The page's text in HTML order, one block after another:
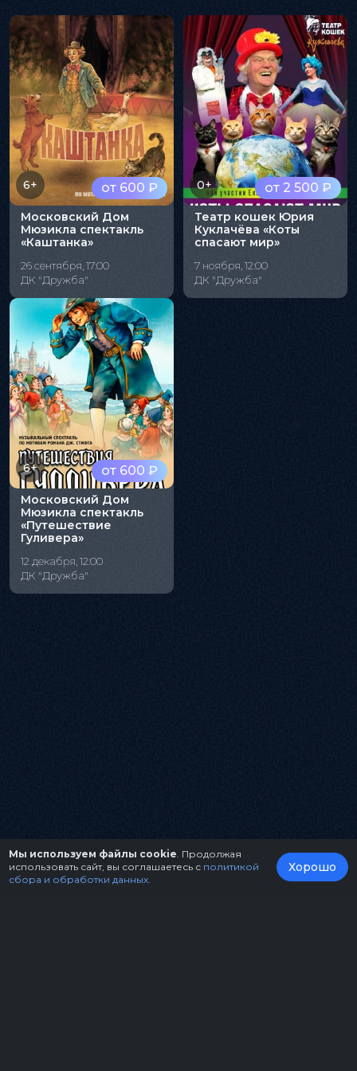
от 600 ₽
6+
Московский Дом
Мюзикла спектакль
«Каштанка»
26 сентября, 17:00
ДК "Дружба"
от 2 500 ₽
0+
Театр кошек Юрия
Куклачёва «Коты
спасают мир»
7 ноября, 12:00
ДК "Дружба"
от 600 ₽
6+
Московский Дом
Мюзикла спектакль
«Путешествие
Гуливера»
12 декабря, 12:00
ДК "Дружба"
Мы используем файлы cookie . Продолжая
использовать сайт, вы соглашаетесь с политикой
сбора и обработки данных
Хорошо